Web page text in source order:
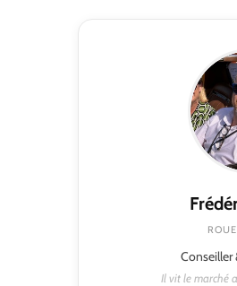
Conseiller
Il vit le marché